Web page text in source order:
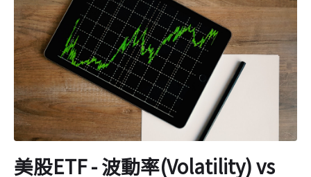
美股ETF - 波動率(Volatility) vs